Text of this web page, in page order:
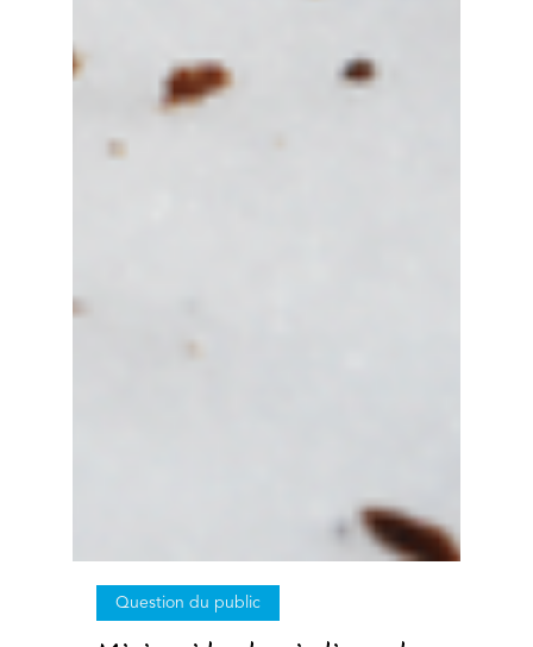
Question du public